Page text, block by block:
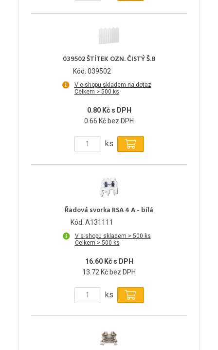
039502 ŠTÍTEK OZN. ČISTÝ Š.8
Kód: 039502
V e-shopu skladem na dotaz
Celkem > 500 ks
0.80 Kč s DPH
0.66 Kč bez DPH
ks
Řadová svorka RSA 4 A - bílá
Kód: A131111
V e-shopu skladem > 500 ks
Celkem > 500 ks
16.60 Kč s DPH
13.72 Kč bez DPH
ks